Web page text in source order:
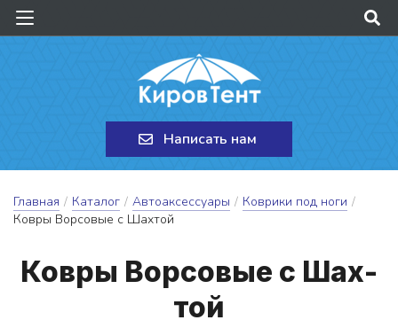
Написать нам
Главная / Каталог / Автоаксессуары / Коврики под ноги /
Ковры Ворсовые с Шахтой
Ков­ры Вор­со­вые с Шах­
той